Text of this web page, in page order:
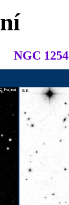
NGC 1254